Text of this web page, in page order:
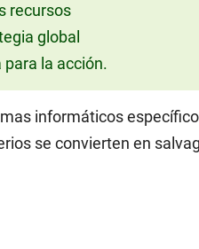
recursos
global
la acción.
informáticos
se convierten en